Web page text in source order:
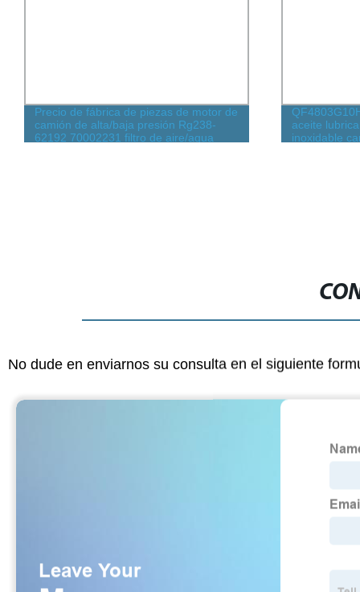
QF4803G10HXC máquina de filtro de
aceite lubricante elemento de acero
inoxidable cartucho químico purificación
Filtro
vidrio,
No dude en enviarnos su consulta en el siguiente